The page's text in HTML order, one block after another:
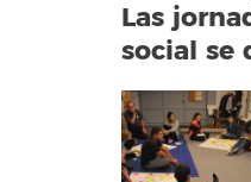
Las
social se